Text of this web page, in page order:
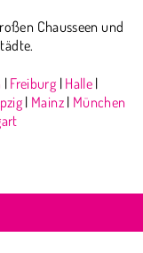
Chausseen und
|Freiburg |Halle|
| Mainz| München